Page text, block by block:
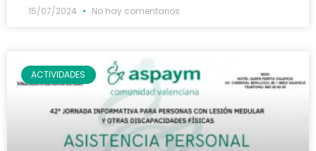
15/07/2024 No hay comentarios
ACTIVIDADES